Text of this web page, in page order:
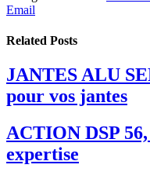
Email
Related Posts
JANTES ALU
pour vos jantes
ACTION DSP
expertise